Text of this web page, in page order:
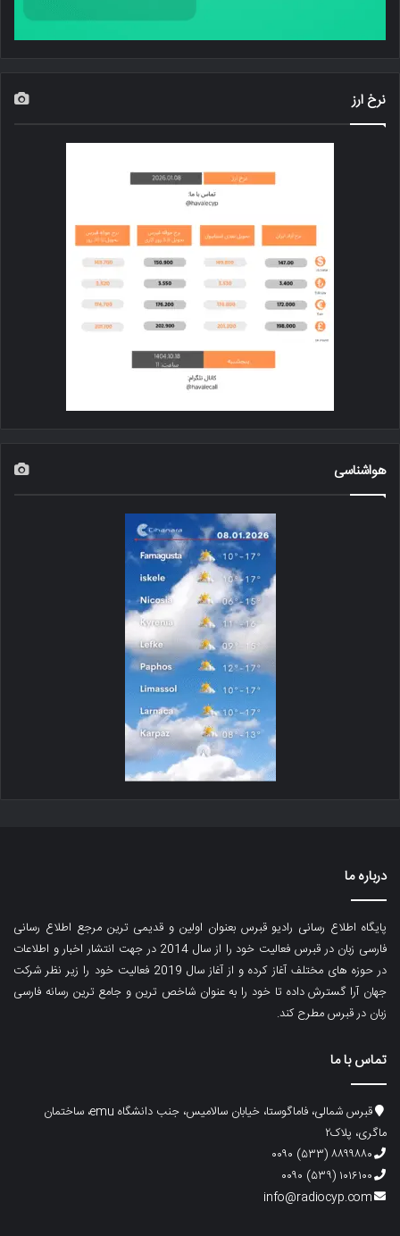
نرخ ارز
هواشناسی
درباره ما
پایگاه اطلاع رسانی رادیو قبرس بعنوان اولین و قدیمی ترین مرجع اطلاع رسانی
فارسی زبان در قبرس فعالیت خود را از سال 2014 در جهت انتشار اخبار و اطلاعات
در حوزه های مختلف آغاز کرده و از آغاز سال 2019 فعالیت خود را زیر نظر شرکت
جهان آرا گسترش داده تا خود را به عنوان شاخص ترین و جامع ترین رسانه فارسی
زبان در قبرس مطرح کند.
تماس با ما
قبرس شمالی، فاماگوستا، خیابان سالامیس، جنب دانشگاه emu، ساختمان
ماگری، پلاک۲
۸۸۹۹۸۸۰ (۵۳۳) ۰۰۹۰
۱۰۱۶۱۰۰ (۵۳۹) ۰۰۹۰
info@radiocyp.com